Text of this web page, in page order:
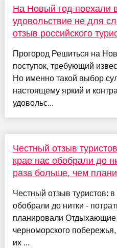
На Новый год поехали
удовольствие не для
отзыв российского
Прогород Решиться на
поступок, требующий
Но именно такой выбор
настоящему яркий и
удовольс...
Честный отзыв
крае нас обобрали до
раза больше, чем
Честный отзыв туристов:
обобрали до нитки -
планировали
черноморского
их ...